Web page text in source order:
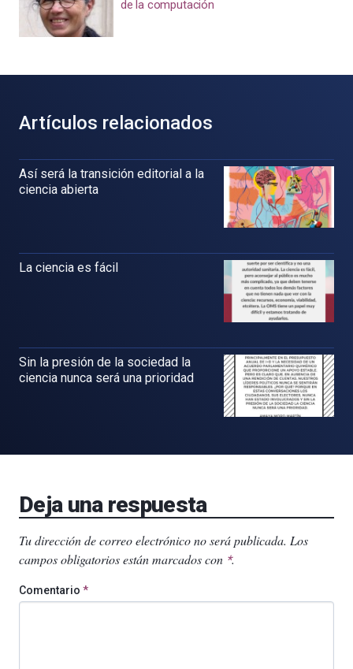
de la computación
Artículos relacionados
Así será la transición editorial a la
ciencia abierta
La ciencia es fácil
Sin la presión de la sociedad la
ciencia nunca será una prioridad
Deja una respuesta
Tu dirección de correo electrónico no será publicada. Los
campos obligatorios están marcados con *.
Comentario *